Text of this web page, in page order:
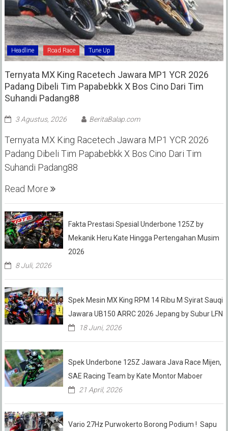
Headline Road Race Tune Up
Ternyata MX King Racetech Jawara MP1 YCR 2026
Padang Dibeli Tim Papabebkk X Bos Cino Dari Tim
Suhandi Padang88
3 Agustus, 2026 BeritaBalap.com
Ternyata MX King Racetech Jawara MP1 YCR 2026
Padang Dibeli Tim Papabebkk X Bos Cino Dari Tim
Suhandi Padang88
Read More
Fakta Prestasi Spesial Underbone 125Z by
Mekanik Heru Kate Hingga Pertengahan Musim
2026
8 Juli, 2026
Spek Mesin MX King RPM 14 Ribu M Syirat Sauqi
Jawara UB150 ARRC 2026 Jepang by Subur LFN
18 Juni, 2026
Spek Underbone 125Z Jawara Java Race Mijen,
SAE Racing Team by Kate Montor Maboer
21 April, 2026
Vario 27Hz Purwokerto Borong Podium ! Sapu